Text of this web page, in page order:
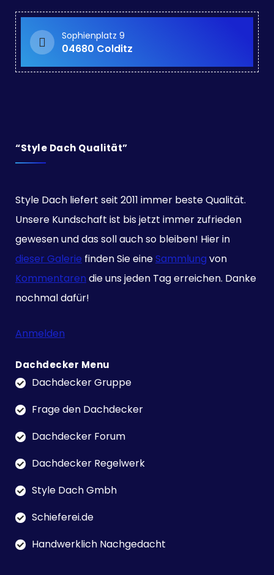
Sophienplatz 9
04680 Colditz
“Style Dach Qualität”
Style Dach liefert seit 2011 immer beste Qualität.
Unsere Kundschaft ist bis jetzt immer zufrieden
gewesen und das soll auch so bleiben! Hier in
dieser Galerie finden Sie eineSammlung von
Kommentaren die uns jeden Tag erreichen. Danke
nochmal dafür!
Anmelden
Dachdecker Menu
Dachdecker Gruppe
Frage den Dachdecker
Dachdecker Forum
Dachdecker Regelwerk
Style Dach Gmbh
Schieferei.de
Handwerklich Nachgedacht